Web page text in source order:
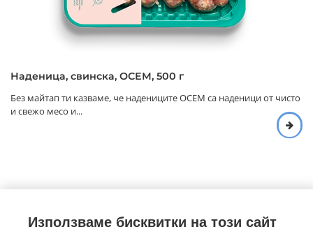
Наденица, свинска, ОСЕМ, 500 г
Без майтап ти казваме, че надениците ОСЕМ са наденици от чисто
и свежо месо и...
Използваме бисквитки на този сайт